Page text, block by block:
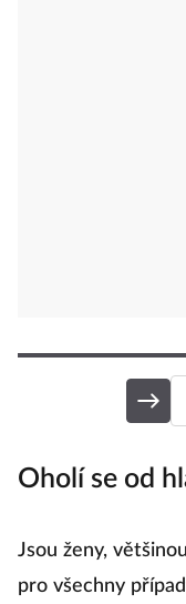
Oholí se od
Jsou ženy,
pro všechny